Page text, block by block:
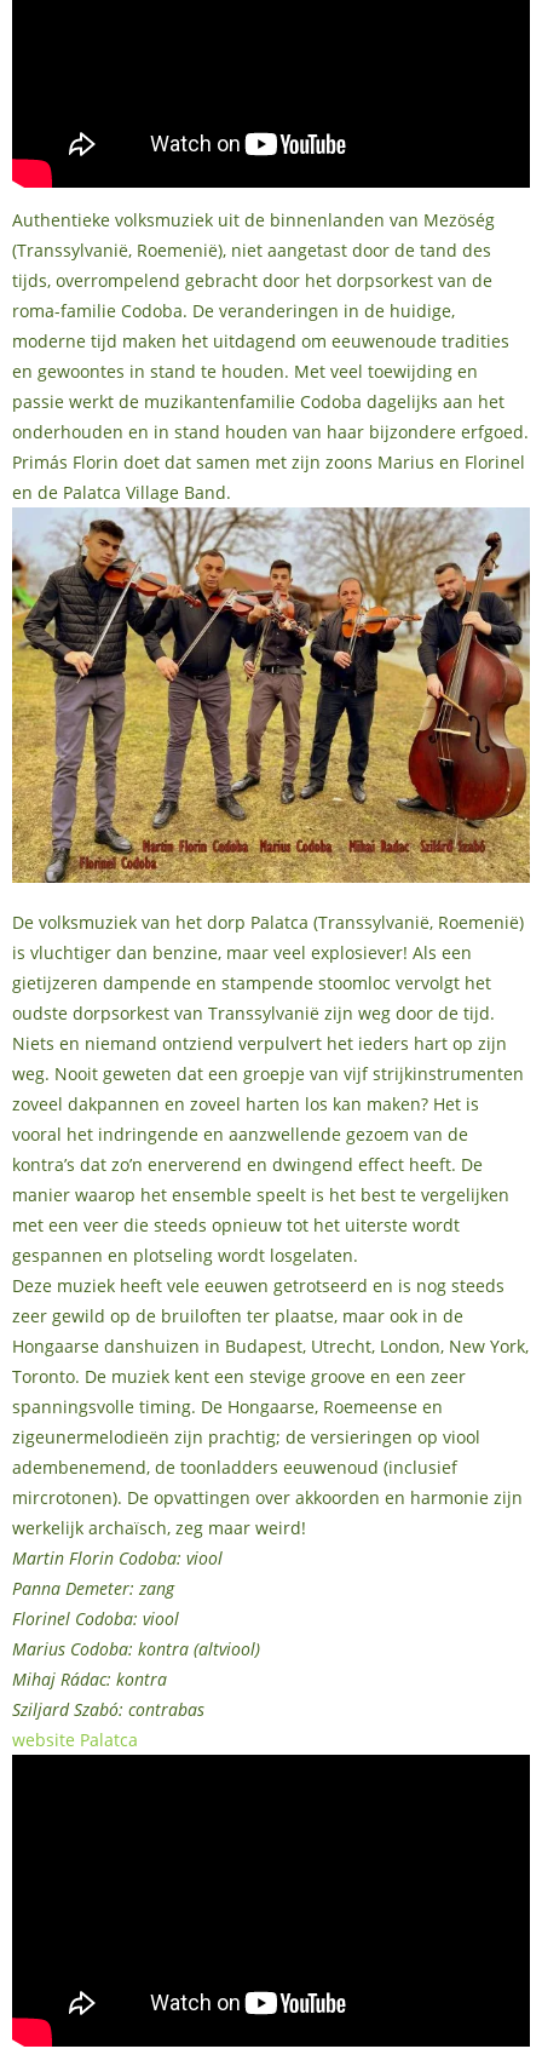
Authentieke volksmuziek uit de binnenlanden van Mezöség
(Transsylvanië, Roemenië), niet aangetast door de tand des
tijds, overrompelend gebracht door het dorpsorkest van de
roma-familie Codoba. De veranderingen in de huidige,
moderne tijd maken het uitdagend om eeuwenoude tradities
en gewoontes in stand te houden. Met veel toewijding en
passie werkt de muzikantenfamilie Codoba dagelijks aan het
onderhouden en in stand houden van haar bijzondere erfgoed.
Primás Florin doet dat samen met zijn zoons Marius en Florinel
en de Palatca Village Band.
De volksmuziek van het dorp Palatca (Transsylvanië, Roemenië)
is vluchtiger dan benzine, maar veel explosiever! Als een
gietijzeren dampende en stampende stoomloc vervolgt het
oudste dorpsorkest van Transsylvanië zijn weg door de tijd.
Niets en niemand ontziend verpulvert het ieders hart op zijn
weg. Nooit geweten dat een groepje van vijf strijkinstrumenten
zoveel dakpannen en zoveel harten los kan maken? Het is
vooral het indringende en aanzwellende gezoem van de
kontra’s dat zo’n enerverend en dwingend effect heeft. De
manier waarop het ensemble speelt is het best te vergelijken
met een veer die steeds opnieuw tot het uiterste wordt
gespannen en plotseling wordt losgelaten.
Deze muziek heeft vele eeuwen getrotseerd en is nog steeds
zeer gewild op de bruiloften ter plaatse, maar ook in de
Hongaarse danshuizen in Budapest, Utrecht, London, New York,
Toronto. De muziek kent een stevige groove en een zeer
spanningsvolle timing. De Hongaarse, Roemeense en
zigeunermelodieën zijn prachtig; de versieringen op viool
adembenemend, de toonladders eeuwenoud (inclusief
mircrotonen). De opvattingen over akkoorden en harmonie zijn
werkelijk archaïsch, zeg maar weird!
Martin Florin Codoba: viool
Panna Demeter: zang
Florinel Codoba: viool
Marius Codoba: kontra (altviool)
Mihaj Rádac: kontra
Sziljard Szabó: contrabas
website Palatca